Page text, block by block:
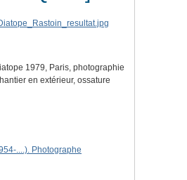
1979, Paris, photographie
en extérieur, ossature
....). Photographe